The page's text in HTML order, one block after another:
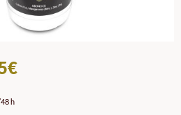
€RANGO
h